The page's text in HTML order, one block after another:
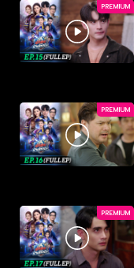
PREMIUM
PREMIUM
PREMIUM